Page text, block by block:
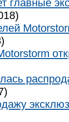
главные